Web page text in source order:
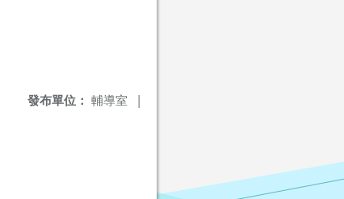
發布單位： 輔導室 |